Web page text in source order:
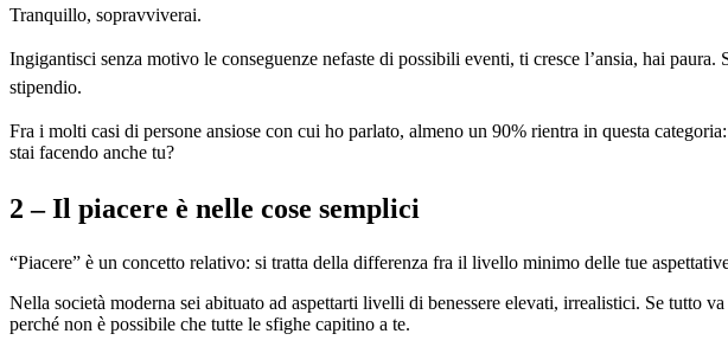
Tranquillo, sopravviverai.
Ingigantisci senza motivo le conseguenze nefaste di possibili eventi, ti cresce l’ansia, hai
stipendio.
Fra i molti casi di persone ansiose con cui ho parlato, almeno un 90% rientra in questa
stai facendo anche tu?
2 – Il piacere è nelle cose semplici
“Piacere” è un concetto relativo: si tratta della differenza fra il livello minimo delle tue
Nella società moderna sei abituato ad aspettarti livelli di benessere elevati, irrealistici. Se tutto
perché non è possibile che tutte le sfighe capitino a te.